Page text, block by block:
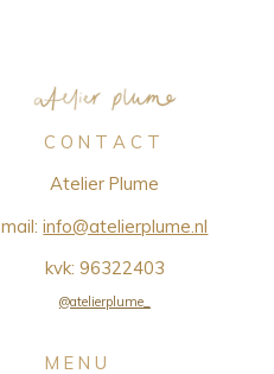
C O N T A C T
Atelier Plume
mail:info@atelierplume.nl
kvk: 96322403
@atelierplume_
M E N U